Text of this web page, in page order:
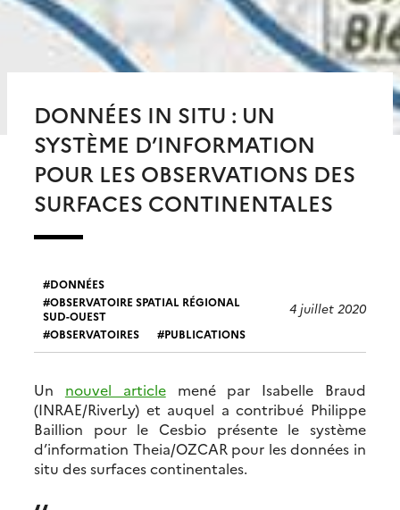
DONNÉES IN SITU : UN
SYSTÈME D’INFORMATION
POUR LES OBSERVATIONS DES
SURFACES CONTINENTALES
DONNÉES
OBSERVATOIRE SPATIAL RÉGIONAL
SUD-OUEST
OBSERVATOIRES
PUBLICATIONS
4 juillet 2020
Un nouvel articlemené par Isabelle Braud
(INRAE/RiverLy) et auquel a contribué Philippe
Baillion pour le Cesbio présente le système
d’information Theia/OZCAR pour les données in
situ des surfaces continentales.